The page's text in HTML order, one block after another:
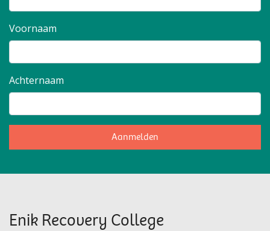
Voornaam
Achternaam
Aanmelden
Enik Recovery College